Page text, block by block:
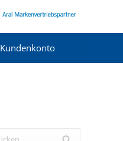
Kundenkonto